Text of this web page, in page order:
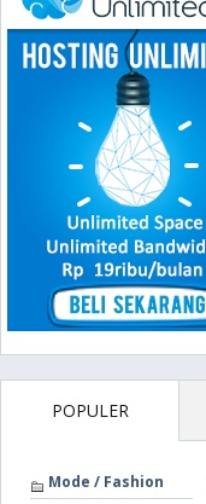
POPULER
Mode / Fashion